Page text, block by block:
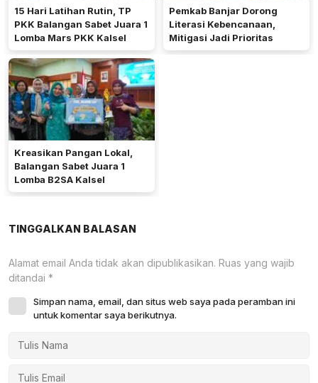
15 Hari Latihan Rutin, TP
PKK Balangan Sabet Juara 1
Lomba Mars PKK Kalsel
Pemkab Banjar Dorong
Literasi Kebencanaan,
Mitigasi Jadi Prioritas
Kreasikan Pangan Lokal,
Balangan Sabet Juara 1
Lomba B2SA Kalsel
TINGGALKAN BALASAN
Alamat email Anda tidak akan dipublikasikan. Ruas yang wajib
ditandai *
Simpan nama, email, dan situs web saya pada peramban ini
untuk komentar saya berikutnya.